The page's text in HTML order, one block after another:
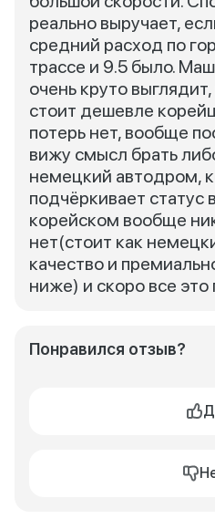
реально выручает,
средний расход по
трассе и 9.5 было.
очень круто
стоит дешевле
потерь нет, вообще
вижу смысл брать
немецкий автодром,
подчёркивает статус
корейском вообще
нет(стоит как
качество и
ниже) и скоро все это
Понравился отзыв?